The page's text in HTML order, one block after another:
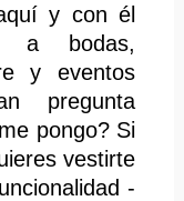
y con él
a bodas,
y eventos
pregunta
pongo? Si
vestirte
-